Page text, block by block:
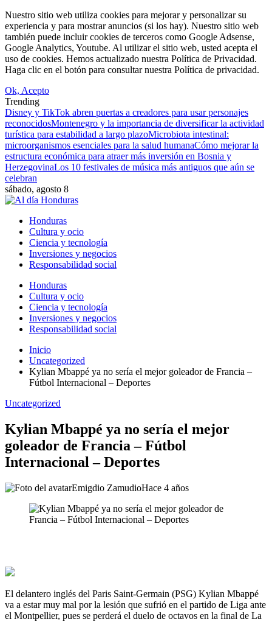
Nuestro sitio web utiliza cookies para mejorar y personalizar su
experiencia y para mostrar anuncios (si los hay). Nuestro sitio web
también puede incluir cookies de terceros como Google Adsense,
Google Analytics, Youtube. Al utilizar el sitio web, usted acepta el
uso de cookies. Hemos actualizado nuestra Política de Privacidad.
Haga clic en el botón para consultar nuestra Política de privacidad.
Ok, Acepto
Trending
Disney y TikTok abren puertas a creadores para usar personajes
reconocidosMontenegro y la importancia de diversificar la actividad
turística para estabilidad a largo plazoMicrobiota intestinal:
microorganismos esenciales para la salud humanaCómo mejorar la
estructura económica para atraer más inversión en Bosnia y
HerzegovinaLos 10 festivales de música más antiguos que aún se
celebran
sábado, agosto 8
Honduras
Cultura y ocio
Ciencia y tecnología
Inversiones y negocios
Responsabilidad social
Honduras
Cultura y ocio
Ciencia y tecnología
Inversiones y negocios
Responsabilidad social
Inicio
Uncategorized
Kylian Mbappé ya no sería el mejor goleador de Francia –
Fútbol Internacional – Deportes
Uncategorized
Kylian Mbappé ya no sería el mejor
goleador de Francia – Fútbol
Internacional – Deportes
Emigdio ZamudioHace 4 años
El delantero inglés del Paris Saint-Germain (PSG) Kylian Mbappé
va a estar muy mal por la lesión que sufrió en el partido de Liga ante
el Montpellier, pues se perderá el duelo de octavos en la final de La